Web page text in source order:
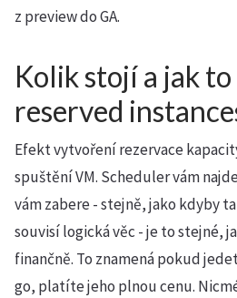
z preview do GA.
Kolik stojí a jak to
reserved
Efekt vytvoření rezervace
spuštění VM. Scheduler vám
vám zabere - stejně, jako kdyby
souvisí logická věc - je to stejné,
finančně. To znamená pokud
go, platíte jeho plnou cenu.